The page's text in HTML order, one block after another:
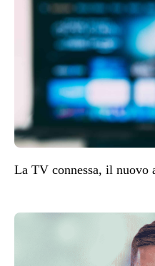
La TV connessa, il nuovo